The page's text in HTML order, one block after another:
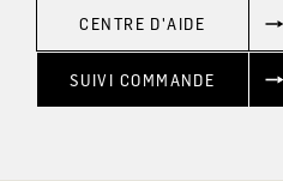
CENTRE D'AIDE
SUIVI COMMANDE